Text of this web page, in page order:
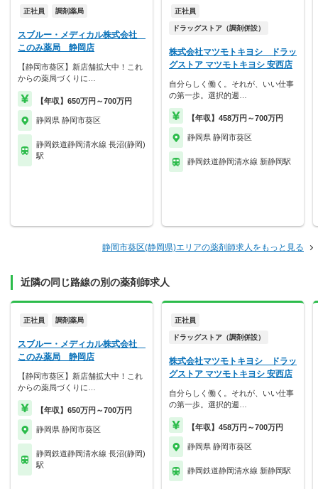
正社員 調剤薬局
スブルー・メディカル株式会社
このみ薬局 静岡店
【静岡市葵区】新店舗拡大中！これ
からの薬局づくりに…
【年収】650万円～700万円
静岡県 静岡市葵区
静岡鉄道静岡清水線 長沼(静岡)
駅
正社員
ドラッグストア（調剤併設）
株式会社マツモトキヨシ ドラッ
グストア マツモトキヨシ 安西店
自分らしく働く。それが、いい仕事
の第一歩。選択的週…
【年収】458万円～700万円
静岡県 静岡市葵区
静岡鉄道静岡清水線 新静岡駅
静岡市葵区(静岡県)エリアの薬剤師求人をもっと見る
近隣の同じ路線の別の薬剤師求人
正社員 調剤薬局
スブルー・メディカル株式会社
このみ薬局 静岡店
【静岡市葵区】新店舗拡大中！これ
からの薬局づくりに…
【年収】650万円～700万円
静岡県 静岡市葵区
静岡鉄道静岡清水線 長沼(静岡)
駅
正社員
ドラッグストア（調剤併設）
株式会社マツモトキヨシ ドラッ
グストア マツモトキヨシ 安西店
自分らしく働く。それが、いい仕事
の第一歩。選択的週…
【年収】458万円～700万円
静岡県 静岡市葵区
静岡鉄道静岡清水線 新静岡駅